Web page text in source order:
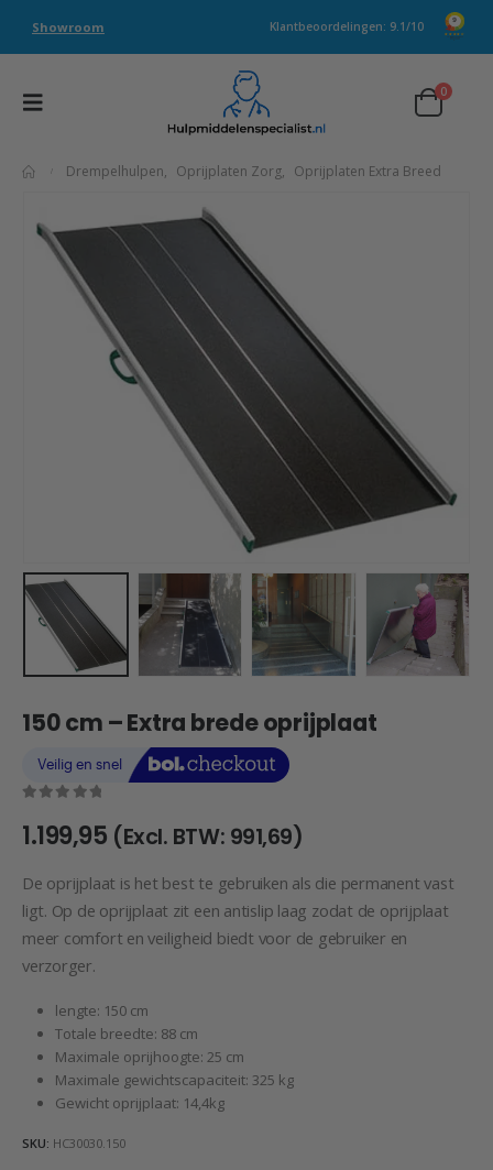
Showroom Klantbeoordelingen: 9.1/10
0
Drempelhulpen, Oprijplaten Zorg, Oprijplaten Extra Breed
150 cm – Extra brede oprijplaat
1.199,95 (Excl. BTW: 991,69)
De oprijplaat is het best te gebruiken als die permanent vast
ligt. Op de oprijplaat zit een antislip laag zodat de oprijplaat
meer comfort en veiligheid biedt voor de gebruiker en
verzorger.
lengte: 150 cm
Totale breedte: 88 cm
Maximale oprijhoogte: 25 cm
Maximale gewichtscapaciteit: 325 kg
Gewicht oprijplaat: 14,4kg
SKU: HC30030.150